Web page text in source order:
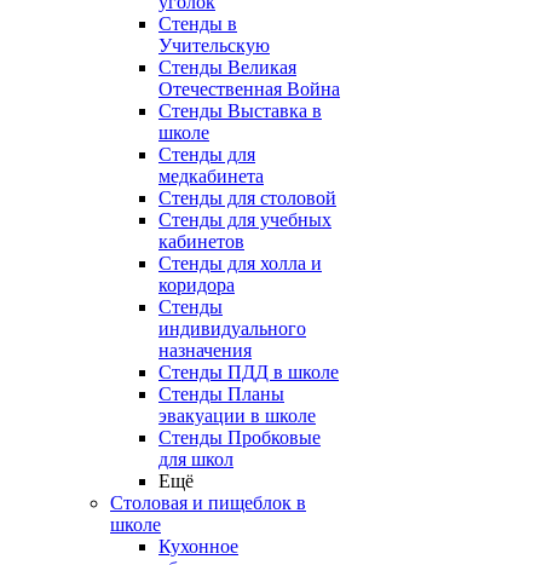
Стенды в
Учительскую
Стенды Великая
Отечественная Война
Стенды Выставка в
школе
Стенды для
медкабинета
Стенды для столовой
Стенды для учебных
кабинетов
Стенды для холла и
коридора
Стенды
индивидуального
назначения
Стенды ПДД в школе
Стенды Планы
эвакуации в школе
Стенды Пробковые
для школ
Ещё
Столовая и пищеблок в
школе
Кухонное